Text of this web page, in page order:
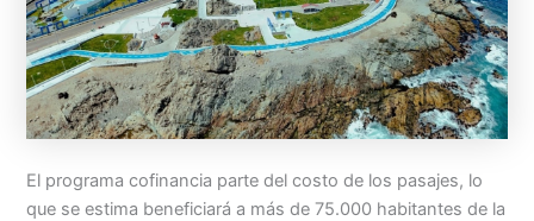
El programa cofinancia parte del costo de los pasajes, lo
que se estima beneficiará a más de 75.000 habitantes de la